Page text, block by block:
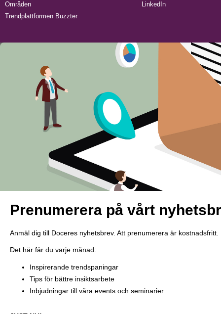
Områden
Trendplattformen Buzzter
LinkedIn
Prenumerera på vårt
Anmäl dig till Doceres nyhetsbrev. Att prenumerera är kostnadsfritt.
Det här får du varje månad:
Inspirerande trendspaningar
Tips för bättre insiktsarbete
Inbjudningar till våra events och seminarier